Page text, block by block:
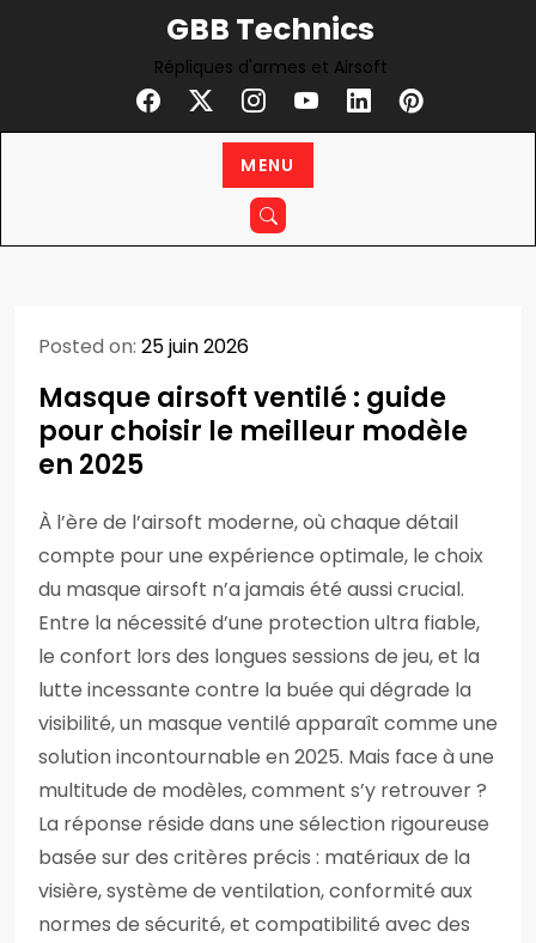
GBB Technics
Répliques d'armes et Airsoft
MENU
Posted on: 25 juin 2026
Masque airsoft ventilé : guide
pour choisir le meilleur modèle
en 2025
À l’ère de l’airsoft moderne, où chaque détail
compte pour une expérience optimale, le choix
du masque airsoft n’a jamais été aussi crucial.
Entre la nécessité d’une protection ultra fiable,
le confort lors des longues sessions de jeu, et la
lutte incessante contre la buée qui dégrade la
visibilité, un masque ventilé apparaît comme une
solution incontournable en 2025. Mais face à une
multitude de modèles, comment s’y retrouver ?
La réponse réside dans une sélection rigoureuse
basée sur des critères précis : matériaux de la
visière, système de ventilation, conformité aux
normes de sécurité, et compatibilité avec des